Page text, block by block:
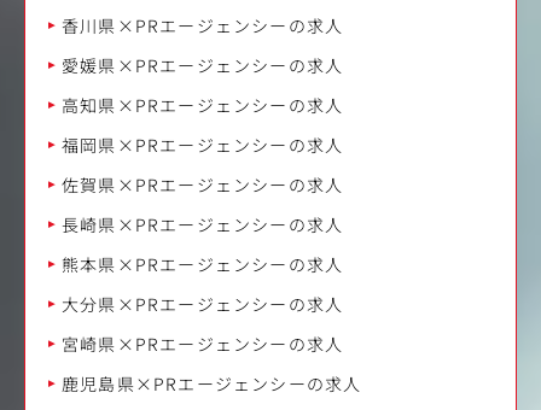
香川県×PRエージェンシーの求人
愛媛県×PRエージェンシーの求人
高知県×PRエージェンシーの求人
福岡県×PRエージェンシーの求人
佐賀県×PRエージェンシーの求人
長崎県×PRエージェンシーの求人
熊本県×PRエージェンシーの求人
大分県×PRエージェンシーの求人
宮崎県×PRエージェンシーの求人
鹿児島県×PRエージェンシーの求人